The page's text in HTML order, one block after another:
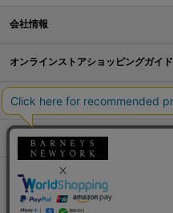
会社情報
オンラインストアショッピングガイド
店舗情報
サービス